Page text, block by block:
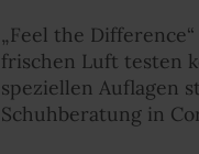
„Feel the
frischen Luft testen
speziellen Auflagen
Schuhberatung in